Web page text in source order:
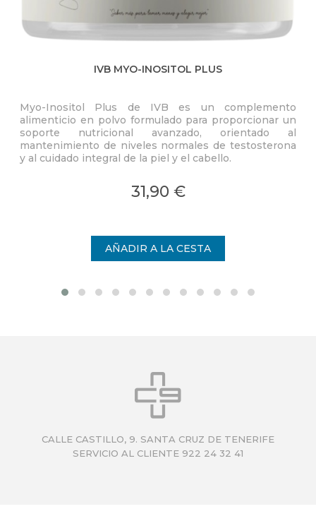
IVB MYO-INOSITOL PLUS
Myo-Inositol Plus de IVB es un complemento
alimenticio en polvo formulado para proporcionar un
soporte nutricional avanzado, orientado al
mantenimiento de niveles normales de testosterona
y al cuidado integral de la piel y el cabello.
31,90 €
CALLE CASTILLO, 9. SANTA CRUZ DE TENERIFE
SERVICIO AL CLIENTE 922 24 32 41